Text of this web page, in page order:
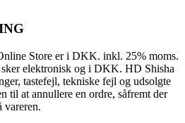
Store er i DKK. inkl. 25% moms.
elektronisk og i DKK. HD Shisha
tastefejl, tekniske fejl og udsolgte
til at annullere en ordre, såfremt der
vareren.